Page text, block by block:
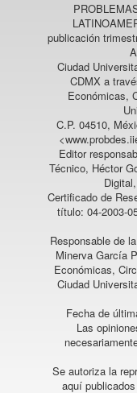
publicación
Ciudad
CDMX a
Económicas,
C.P. 04510,
Editor
Técnico, Héctor
Certificado de
título: 04-2003-
Responsable de
Minerva García
Económicas,
Ciudad
Fecha de
Las
Se autoriza la
aquí